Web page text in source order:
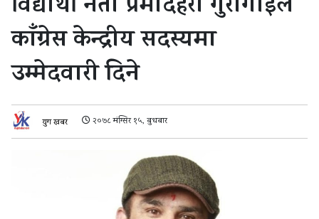
विद्यार्थी नेता प्रमोदहरी गुरागाँईले
काँग्रेस केन्द्रीय सदस्यमा
उम्मेदवारी दिने
युग खबर २०७८ मंग्सिर १५, बुधबार